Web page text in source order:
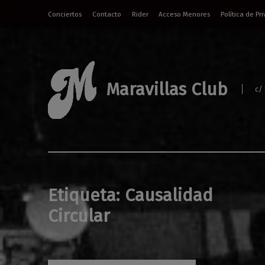
Conciertos
Contacto Rider Acceso Menores Política de
Maravillas Club c/
Etiqueta: Causalidad
Circular